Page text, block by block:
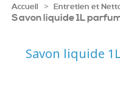
Accueil > Entretien et
Savon liquide 1L
Savon liquide